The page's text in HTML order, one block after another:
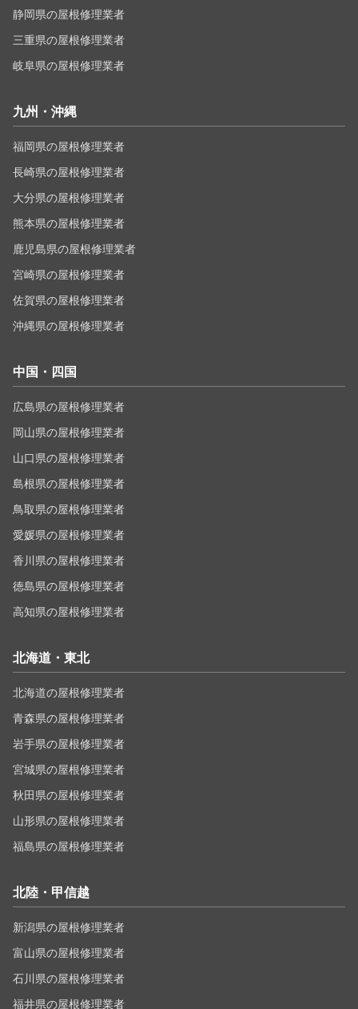
静岡県の屋根修理業者
三重県の屋根修理業者
岐阜県の屋根修理業者
九州・沖縄
福岡県の屋根修理業者
長崎県の屋根修理業者
大分県の屋根修理業者
熊本県の屋根修理業者
鹿児島県の屋根修理業者
宮崎県の屋根修理業者
佐賀県の屋根修理業者
沖縄県の屋根修理業者
中国・四国
広島県の屋根修理業者
岡山県の屋根修理業者
山口県の屋根修理業者
島根県の屋根修理業者
鳥取県の屋根修理業者
愛媛県の屋根修理業者
香川県の屋根修理業者
徳島県の屋根修理業者
高知県の屋根修理業者
北海道・東北
北海道の屋根修理業者
青森県の屋根修理業者
岩手県の屋根修理業者
宮城県の屋根修理業者
秋田県の屋根修理業者
山形県の屋根修理業者
福島県の屋根修理業者
北陸・甲信越
新潟県の屋根修理業者
富山県の屋根修理業者
石川県の屋根修理業者
福井県の屋根修理業者